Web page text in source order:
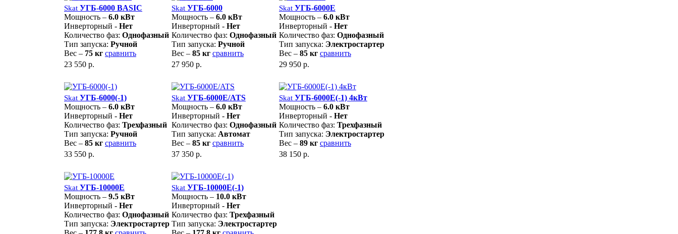
Skat УГБ-6000 BASIC
Мощность – 6.0 кВт
Инверторный - Нет
Количество фаз: Однофазный
Тип запуска: Ручной
Вес – 75 кг сравнить
Skat УГБ-6000
Мощность – 6.0 кВт
Инверторный - Нет
Количество фаз: Однофазный
Тип запуска: Ручной
Вес – 85 кг сравнить
Skat УГБ-6000E
Мощность – 6.0 кВт
Инверторный - Нет
Количество фаз: Однофазный
Тип запуска: Электростартер
Вес – 85 кг сравнить
23 550 р.
27 950 р. 29 950 р.
Skat УГБ-6000(-1)
Мощность – 6.0 кВт
Инверторный - Нет
Количество фаз: Трехфазный
Тип запуска: Ручной
Вес – 85 кг сравнить
Skat УГБ-6000E/ATS
Мощность – 6.0 кВт
Инверторный - Нет
Количество фаз: Однофазный
Тип запуска: Автомат
Вес – 85 кг сравнить
Skat УГБ-6000E(-1) 4кВт
Мощность – 6.0 кВт
Инверторный - Нет
Количество фаз: Трехфазный
Тип запуска: Электростартер
Вес – 89 кг сравнить
33 550 р.
37 350 р. 38 150 р.
Skat УГБ-10000E
Мощность – 9.5 кВт
Инверторный - Нет
Количество фаз: Однофазный
Тип запуска: Электростартер
Skat УГБ-10000E(-1)
Мощность – 10.0 кВт
Инверторный - Нет
Количество фаз: Трехфазный
Тип запуска: Электростартер